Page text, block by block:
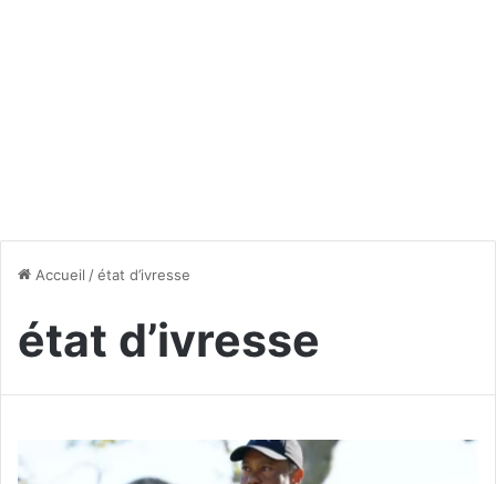
Accueil /état d’ivresse
état d’ivresse